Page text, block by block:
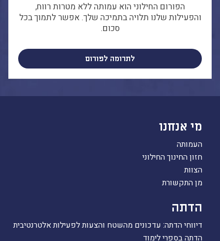
הפורום החילוני הוא עמותה ללא מטרות רווח,
והפעילות שלנו תלויה בתמיכה שלך. אפשר לתמוך בכל
סכום.
לתרומה לפורום
מי אנחנו
העמותה
חזון החינוך החילוני
הצוות
מן התקשורת
הדתה
דיווחי הדתה: עדכונים מהשטח והצעות לפעילות אלטרנטיבית
הדתה בספרי לימוד